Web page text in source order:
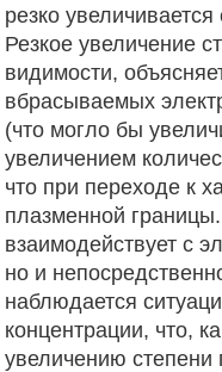
резко
Резкое увеличение
видимости,
вбрасываемых
(что могло бы
увеличением
что при переходе к
плазменной
взаимодействует с
но и
наблюдается
концентрации, что,
увеличению степени